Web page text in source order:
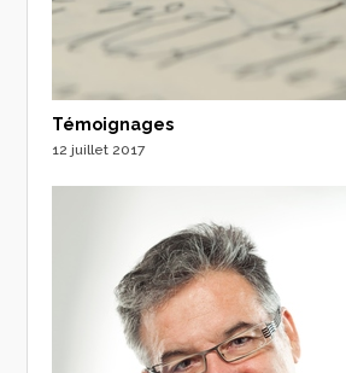
Témoignages
12 juillet 2017